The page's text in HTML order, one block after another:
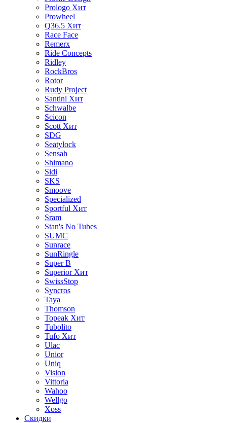
Prologo Хит
Prowheel
Q36.5 Хит
Race Face
Remerx
Ride Concepts
Ridley
RockBros
Rotor
Rudy Project
Santini Хит
Schwalbe
Scicon
Scott Хит
SDG
Seatylock
Sensah
Shimano
Sidi
SKS
Smoove
Specialized
Sportful Хит
Sram
Stan's No Tubes
SUMC
Sunrace
SunRingle
Super B
Superior Хит
SwissStop
Syncros
Taya
Thomson
Topeak Хит
Tubolito
Tufo Хит
Ulac
Unior
Uniq
Vision
Vittoria
Wahoo
Wellgo
Xoss
Скидки